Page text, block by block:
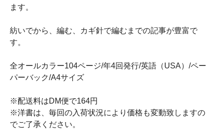
ます。
紡いでから、編む、カギ針で編むまでの記事が豊富で
す。
全オールカラー104ページ/年4回発行/英語（USA）/ペー
パーバック/A4サイズ
※配送料はDM便で164円
※洋書は、毎回の入荷状況により価格も変動致しますの
でご了承ください。